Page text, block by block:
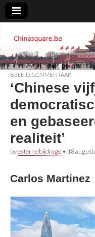
BELEID COMMENTAAR
‘Chinese
en
realiteit’
byexterne bijdrage • 18
Carlos Martinez